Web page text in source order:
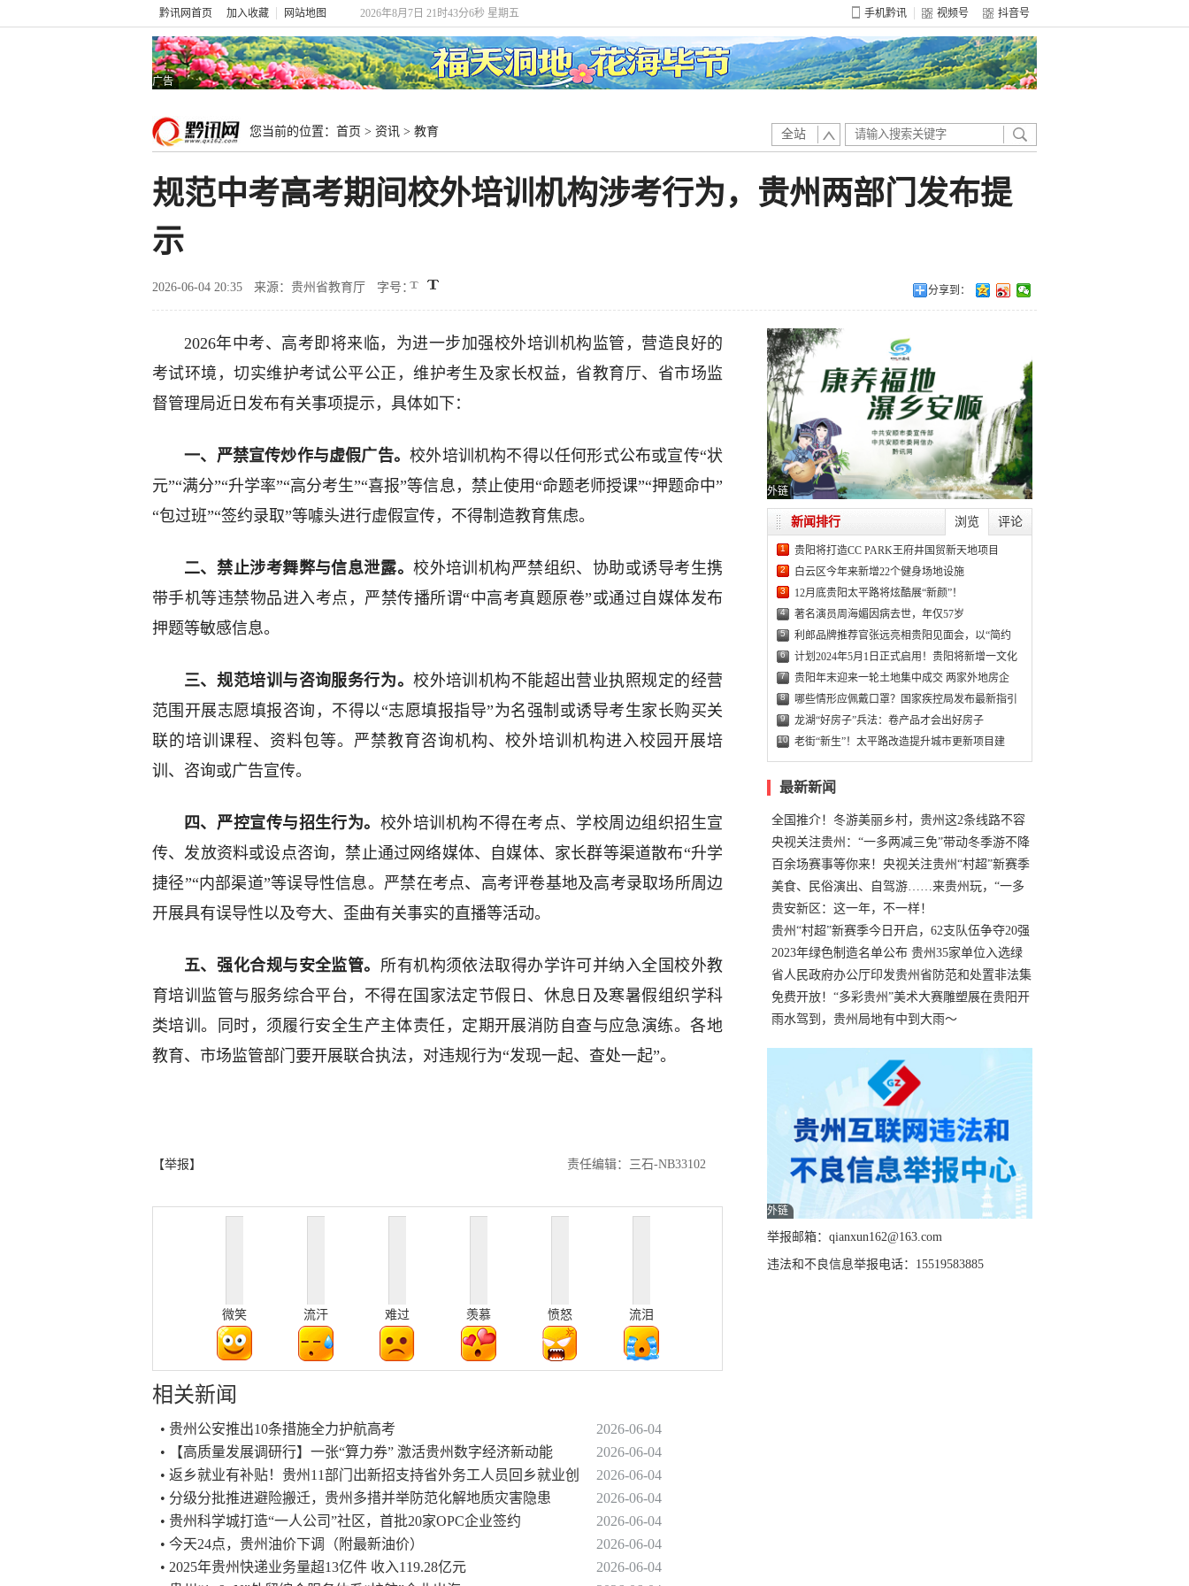
黔讯网首页 加入收藏 网站地图 2026年8月7日 21时43分6秒 星期五 手机黔讯 视频号 抖音号
广告
您当前的位置： 首页 > 资讯 > 教育 全站
规范中考高考期间校外培训机构涉考行为，贵州两部门发布提
示
2026-06-04 20:35 来源：贵州省教育厅 字号： 分享到：
2026年中考、高考即将来临，为进一步加强校外培训机构监管，营造良好的
考试环境，切实维护考试公平公正，维护考生及家长权益，省教育厅、省市场监
督管理局近日发布有关事项提示，具体如下：
一、‌严禁宣传炒作与虚假广告‌。校外培训机构不得以任何形式公布或宣传“‌状
元‌”“‌满分‌”“‌升学率‌”“‌高分考生‌”“‌喜报‌”等信息，禁止使用“命题老师授课”“押题命中”
“包过班”“签约录取”等噱头进行虚假宣传，不得制造教育焦虑。
二、‌禁止涉考舞弊与信息泄露‌。校外培训机构严禁组织、协助或诱导考生携
带手机等违禁物品进入考点，严禁传播所谓“中高考真题原卷”或通过自媒体发布
押题等敏感信息。
三、‌规范培训与咨询服务行为‌。校外培训机构不能超出营业执照规定的经营
范围开展志愿填报咨询，不得以“志愿填报指导”为名强制或诱导考生家长购买关
联的培训课程、资料包等。严禁教育咨询机构、校外培训机构进入校园开展培
训、咨询或广告宣传。
四、‌严控宣传与招生行为。 校外培训机构‌不得在考点、学校周边组织招生宣
传、发放资料或设点咨询，禁止通过网络媒体、自媒体、家长群等渠道散布“升学
捷径”“内部渠道”等误导性信息‌。严禁在考点、高考评卷基地及高考录取场所周边
开展具有误导性以及夸大、歪曲有关事实的直播等活动。
五、‌强化合规与安全监管。‌ 所有机构须依法取得办学许可并纳入全国校外教
育培训监管与服务综合平台，不得在国家法定节假日、休息日及寒暑假组织学科
类培训。同时，须履行安全生产主体责任，定期开展消防自查与应急演练。各地‌
教育、市场监管部门要开展联合执法，对违规行为“发现一起、查处一起”。
【举报】 责任编辑：三石-NB33102
微笑 流汗 难过 羡慕 愤怒 流泪
相关新闻
• 贵州公安推出10条措施全力护航高考
2026-06-04
• 【高质量发展调研行】一张“算力券” 激活贵州数字经济新动能
2026-06-04
• 返乡就业有补贴！贵州11部门出新招支持省外务工人员回乡就业创
2026-06-04
• 分级分批推进避险搬迁，贵州多措并举防范化解地质灾害隐患
2026-06-04
• 贵州科学城打造“一人公司”社区，首批20家OPC企业签约
2026-06-04
• 今天24点，贵州油价下调（附最新油价）
2026-06-04
• 2025年贵州快递业务量超13亿件 收入119.28亿元
2026-06-04
外链
浏览 评论
新闻排行
1 贵阳将打造CC PARK王府井国贸新天地项目
2 白云区今年来新增22个健身场地设施
3 12月底贵阳太平路将炫酷展“新颜”！
4 著名演员周海媚因病去世，年仅57岁
5 利郎品牌推荐官张远亮相贵阳见面会，以“简约
6 计划2024年5月1日正式启用！贵阳将新增一文化
7 贵阳年末迎来一轮土地集中成交 两家外地房企
8 哪些情形应佩戴口罩？国家疾控局发布最新指引
9 龙湖“好房子”兵法：卷产品才会出好房子
10 老街“新生”！太平路改造提升城市更新项目建
最新新闻
全国推介！冬游美丽乡村，贵州这2条线路不容
错过
央视关注贵州：“一多两减三免”带动冬季游不降
温
百余场赛事等你来！央视关注贵州“村超”新赛季
正式“打响”
美食、民俗演出、自驾游……来贵州玩，“一多
两减三免”！
贵安新区：这一年，不一样！
贵州“村超”新赛季今日开启，62支队伍争夺20强
名额
2023年绿色制造名单公布 贵州35家单位入选绿
色工厂
省人民政府办公厅印发贵州省防范和处置非法集
资工作实施细则
免费开放！“多彩贵州”美术大赛雕塑展在贵阳开
展，持续至1月19日
雨水驾到，贵州局地有中到大雨～
外链
举报邮箱：qianxun162@163.com
违法和不良信息举报电话：15519583885